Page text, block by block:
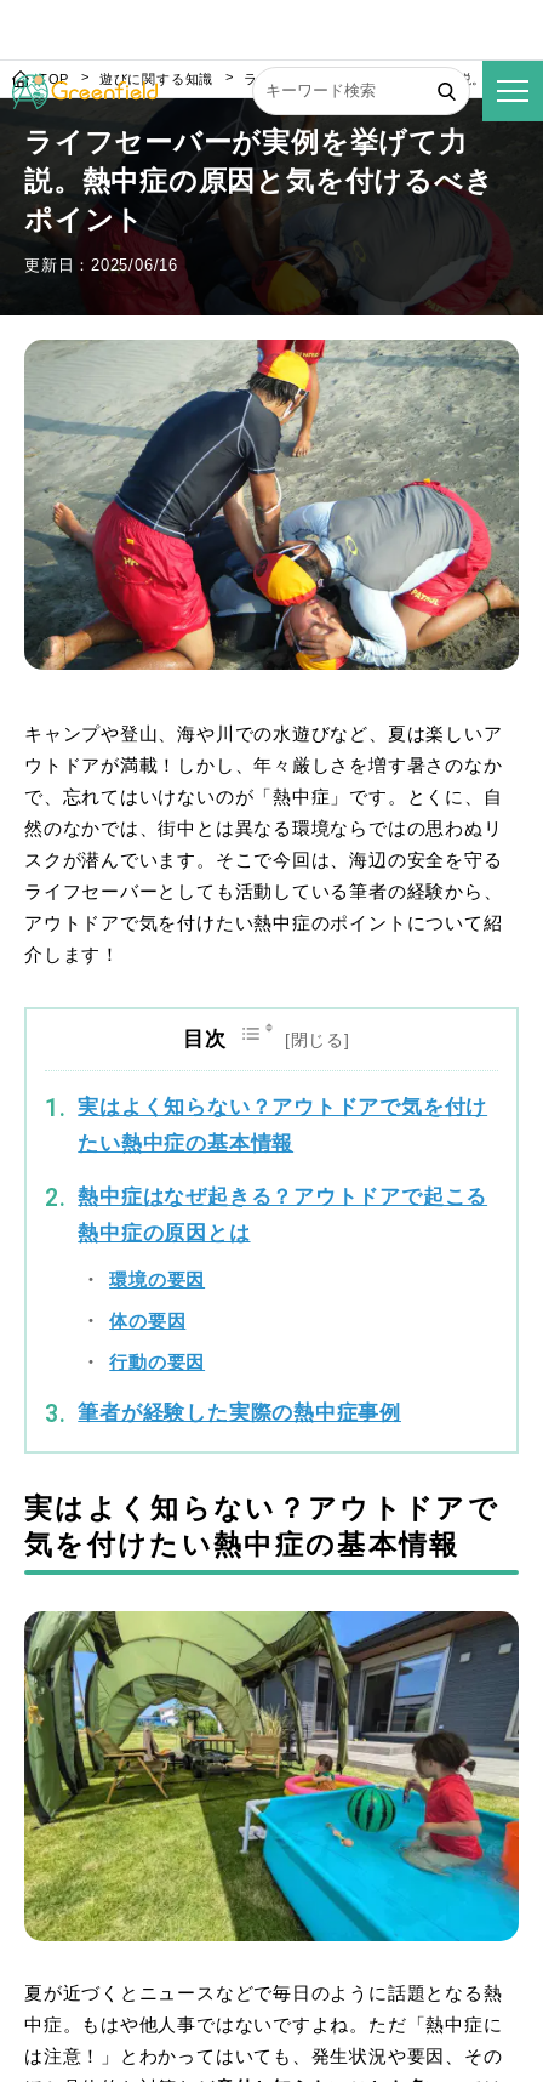
TOP 遊びに関する知識 ライフセーバーが実例を挙げて力説。熱中症
ライフセーバーが実例を挙げて力
説。熱中症の原因と気を付けるべき
ポイント
更新日：2025/06/16
キャンプや登山、海や川での水遊びなど、夏は楽しいア
ウトドアが満載！しかし、年々厳しさを増す暑さのなか
で、忘れてはいけないのが「熱中症」です。とくに、自
然のなかでは、街中とは異なる環境ならではの思わぬリ
スクが潜んでいます。そこで今回は、海辺の安全を守る
ライフセーバーとしても活動している筆者の経験から、
アウトドアで気を付けたい熱中症のポイントについて紹
介します！
目次
実はよく知らない？アウトドアで気を付け
たい熱中症の基本情報
熱中症はなぜ起きる？アウトドアで起こる
熱中症の原因とは
環境の要因
体の要因
行動の要因
筆者が経験した実際の熱中症事例
実はよく知らない？アウトドアで
気を付けたい熱中症の基本情報
夏が近づくとニュースなどで毎日のように話題となる熱
中症。もはや他人事ではないですよね。ただ「熱中症に
は注意！」とわかってはいても、発生状況や要因、その